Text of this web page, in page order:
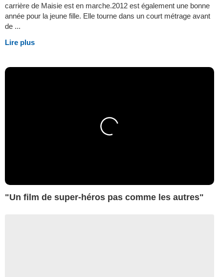
carrière de Maisie est en marche.2012 est également une bonne
année pour la jeune fille. Elle tourne dans un court métrage avant
de ...
Lire plus
"Un film de super-héros pas comme les autres"